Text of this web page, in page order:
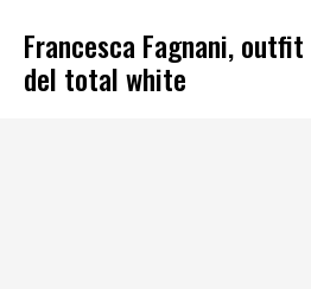
Francesca Fagnani,
del total white